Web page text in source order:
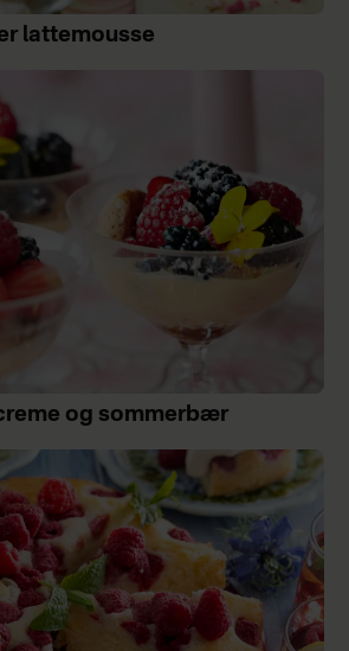
lattemousse
og sommerbær